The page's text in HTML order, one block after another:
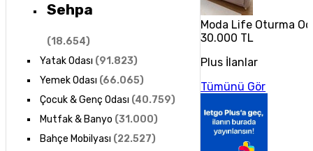
Sehpa
(18.654)
Yatak Odası (91.823)
Yemek Odası (66.065)
Çocuk & Genç Odası (40.759)
Mutfak & Banyo (31.000)
Bahçe Mobilyası (22.527)
Moda Life Oturma
30.000 TL
Plus İlanlar
Tümünü Gör